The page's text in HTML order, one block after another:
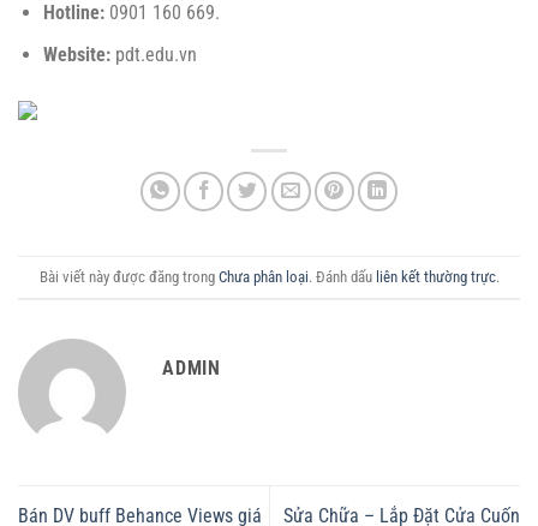
Hotline:0901 160 669.
Website:pdt.edu.vn
Bài viết này được đăng trong Chưa phân loại. Đánh dấu liên kết thường trực.
ADMIN
Bán DV buff Behance Views giá Sửa Chữa – Lắp Đặt Cửa Cuốn